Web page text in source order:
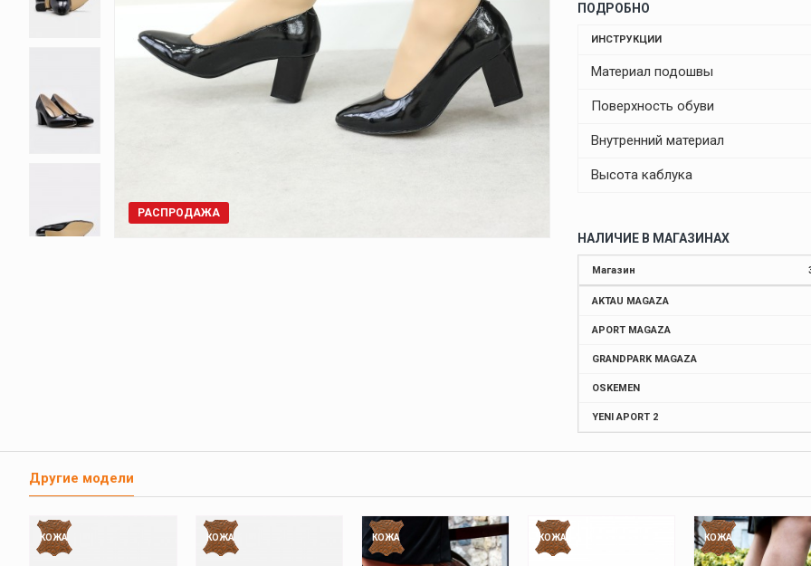
РАСПРОДАЖА
ПОДРОБНО
ИНСТРУКЦИИ
Материал подошвы
Поверхность обуви
Внутренний материал
Высота каблука
НАЛИЧИЕ В МАГАЗИНАХ
Магазин
AKTAU MAGAZA
APORT MAGAZA
GRANDPARK MAGAZA
OSKEMEN
YENI APORT 2
Другие модели
КОЖА КОЖА КОЖА КОЖА КОЖА